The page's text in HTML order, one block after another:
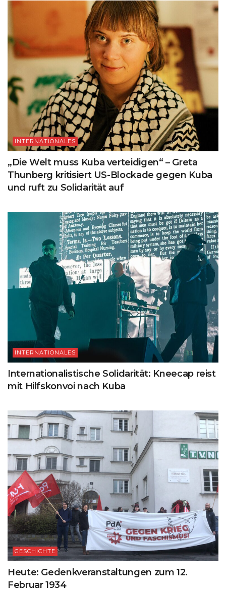
INTERNATIONALES
„Die Welt muss Kuba verteidigen“ – Greta
Thunberg kritisiert US-Blockade gegen Kuba
und ruft zu Solidarität auf
INTERNATIONALES
Internationalistische Solidarität: Kneecap reist
mit Hilfskonvoi nach Kuba
GESCHICHTE
Heute: Gedenkveranstaltungen zum 12.
Februar 1934